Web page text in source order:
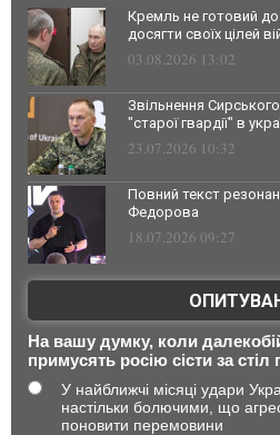
Кремль не готовий до
досягти своїх цілей
03.08.2026 13:02
Звільнення
"старої гвардії" в
23.07.2026 10:32
Повний текст
Федорова
18.07.2026 09:27
На вашу думку, коли
примусять росію сісти за стіл
У найближчі місяці удари
настільки болючими, що
поновити перемовини